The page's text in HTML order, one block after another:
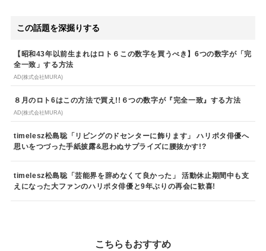
この話題を深掘りする
【昭和43年以前生まれはロト６この数字を買うべき】6つの数字が「完
全一致」する方法
AD(株式会社MURA)
８月のロト6はこの方法で買え!!６つの数字が『完全一致』する方法
AD(株式会社MURA)
timelesz松島聡「リビングのドセンターに飾ります」 ハリポタ俳優へ
思いをつづった手紙披露&思わぬサプライズに腰抜かす!?
timelesz松島聡「芸能界を辞めなくて良かった」 活動休止期間中も支
えになった大ファンのハリポタ俳優と9年ぶりの再会に歓喜!
こちらもおすすめ